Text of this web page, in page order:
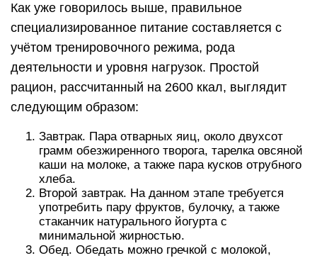
Как уже говорилось выше, правильное
специализированное питание составляется с
учётом тренировочного режима, рода
деятельности и уровня нагрузок. Простой
рацион, рассчитанный на 2600 ккал, выглядит
следующим образом:
Завтрак. Пара отварных яиц, около двухсот
грамм обезжиренного творога, тарелка овсяной
каши на молоке, а также пара кусков отрубного
хлеба.
Второй завтрак. На данном этапе требуется
употребить пару фруктов, булочку, а также
стаканчик натурального йогурта с
минимальной жирностью.
Обед. Обедать можно гречкой с молокой,